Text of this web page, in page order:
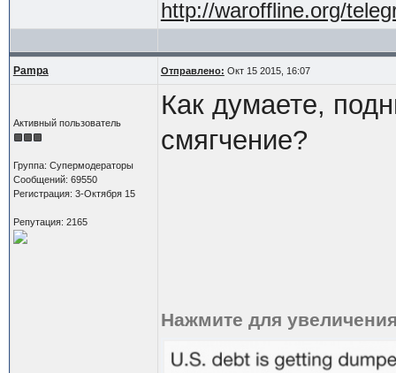
http://waroffline.org/
Pampa Отправлено: Окт 15 2015, 16:07
Активный пользователь
Группа: Супермодераторы
Сообщений: 69550
Регистрация: 3-Октября 15
Репутация: 2165
Как думаете,
смягчение?
Нажмите для